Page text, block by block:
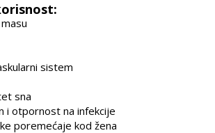
sistem
sna
i otpornost na infekcije
poremećaje kod žena